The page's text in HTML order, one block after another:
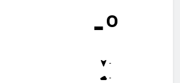
-º
-
-